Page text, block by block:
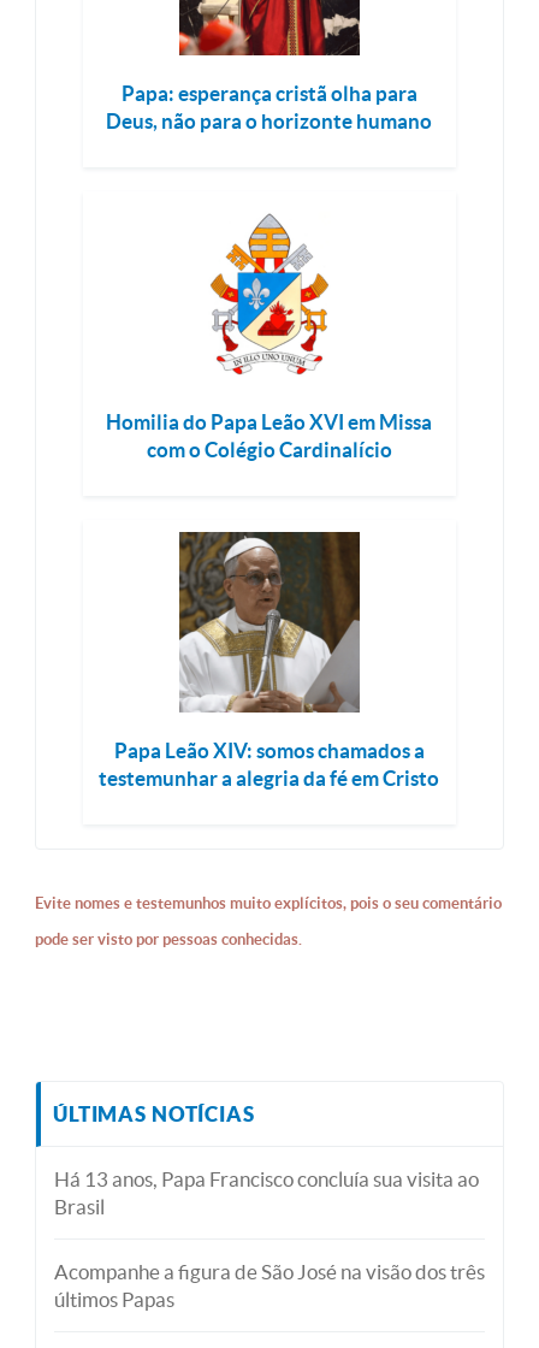
Papa: esperança cristã olha para
Deus, não para o horizonte humano
Homilia do Papa Leão XVI em Missa
com o Colégio Cardinalício
Papa Leão XIV: somos chamados a
testemunhar a alegria da fé em Cristo
Evite nomes e testemunhos muito explícitos, pois o seu comentário
pode ser visto por pessoas conhecidas.
ÚLTIMAS NOTÍCIAS
Há 13 anos, Papa Francisco concluía sua visita ao
Brasil
Acompanhe a figura de São José na visão dos três
últimos Papas